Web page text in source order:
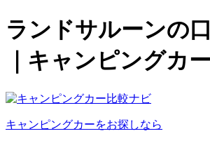
ランドサルーンの
｜キャンピングカ
キャンピングカーをお探しなら